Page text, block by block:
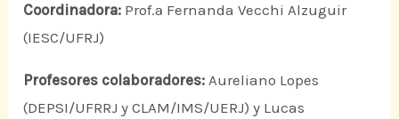
Coordinadora: Prof.ª Fernanda Vecchi Alzuguir
(IESC/UFRJ)
Profesores colaboradores: Aureliano Lopes
(DEPSI/UFRRJ y CLAM/IMS/UERJ) y Lucas